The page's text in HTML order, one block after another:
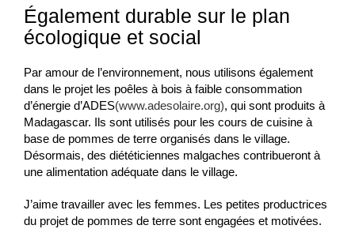
Également durable sur le plan
écologique et social
Par amour de l’environnement, nous utilisons également
dans le projet les poêles à bois à faible consommation
d’énergie d’ADES(www.adesolaire.org), qui sont produits à
Madagascar. Ils sont utilisés pour les cours de cuisine à
base de pommes de terre organisés dans le village.
Désormais, des diététiciennes malgaches contribueront à
une alimentation adéquate dans le village.
J’aime travailler avec les femmes. Les petites productrices
du projet de pommes de terre sont engagées et motivées.